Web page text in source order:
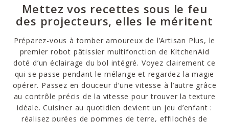
Mettez vos recettes sous le feu
des projecteurs, elles le méritent
Préparez-vous à tomber amoureux de l’Artisan Plus, le
premier robot pâtissier multifonction de KitchenAid
doté d’un éclairage du bol intégré. Voyez clairement ce
qui se passe pendant le mélange et regardez la magie
opérer. Passez en douceur d’une vitesse à l’autre grâce
au contrôle précis de la vitesse pour trouver la texture
idéale. Cuisiner au quotidien devient un jeu d’enfant :
réalisez purées de pommes de terre, effilochés de